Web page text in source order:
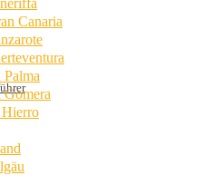
Canaria
Palma
Gomera